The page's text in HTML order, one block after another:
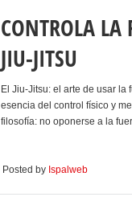
CONTROLA
JIU-JITSU
El Jiu-Jitsu: el arte de usar
esencia del control físico y
filosofía: no oponerse a la
Posted by Ispalweb